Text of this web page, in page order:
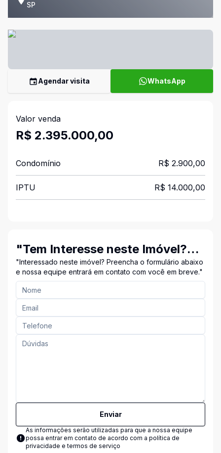
SP
Agendar visita WhatsApp
Valor venda
R$ 2.395.000,00
Condomínio R$ 2.900,00
IPTU R$ 14.000,00
"Tem Interesse neste Imóvel?
Entre em Contato Conosco!"
"Interessado neste imóvel? Preencha o formulário abaixo
e nossa equipe entrará em contato com você em breve."
Enviar
As informações serão utilizadas para que a nossa equipe
possa entrar em contato de acordo com a política de
privacidade e termos de serviço